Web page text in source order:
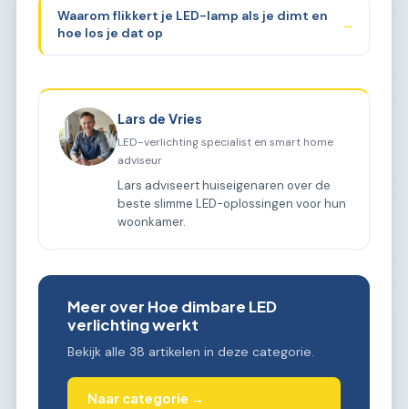
Waarom flikkert je LED-lamp als je dimt en
hoe los je dat op
→
Lars de Vries
LED-verlichting specialist en smart home
adviseur
Lars adviseert huiseigenaren over de
beste slimme LED-oplossingen voor hun
woonkamer.
Meer over Hoe dimbare LED
verlichting werkt
Bekijk alle 38 artikelen in deze categorie.
Naar categorie →